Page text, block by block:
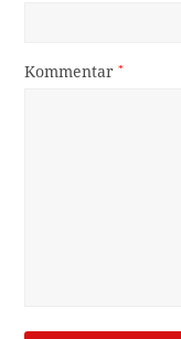
Kommentar*